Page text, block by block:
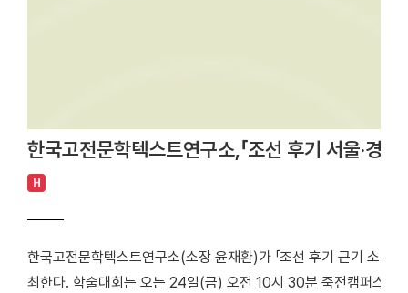
한국고전문학텍스트연구소,「조선 후기 서울·경
H
한국고전문학텍스트연구소(소장 윤재환)가 「조선 후기 근기 소론
최한다. 학술대회는 오는 24일(금) 오전 10시 30분 죽전캠퍼스